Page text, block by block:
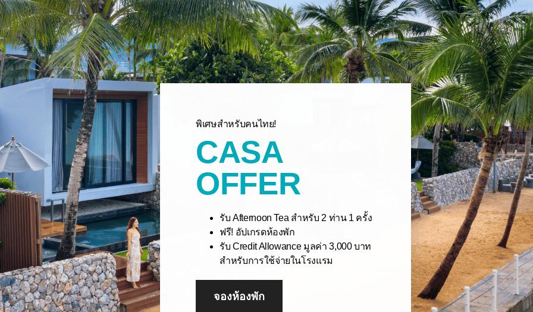
พิเศษสำหรับคนไทย!
CASA
OFFER
รับ Afternoon Tea สำหรับ 2 ท่าน 1 ครั้ง
ฟรี! อัปเกรดห้องพัก
รับ Credit Allowance มูลค่า 3,000 บาท
สำหรับการใช้จ่ายในโรงแรม
จองห้องพัก